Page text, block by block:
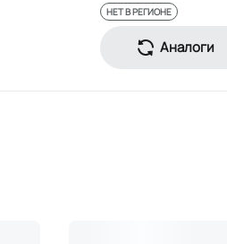
НЕТ В РЕГИОНЕ
Аналоги